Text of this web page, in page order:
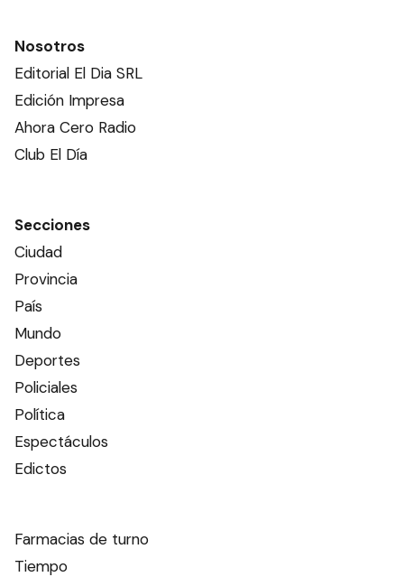
Nosotros
Editorial El Dia SRL
Edición Impresa
Ahora Cero Radio
Club El Día
Secciones
Ciudad
Provincia
País
Mundo
Deportes
Policiales
Política
Espectáculos
Edictos
Farmacias de turno
Tiempo